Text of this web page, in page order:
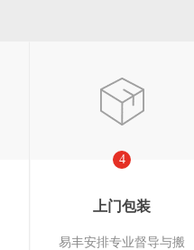
4
上门包装
易丰安排专业督导与搬